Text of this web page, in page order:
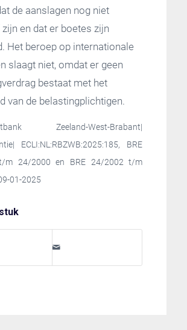
de aanslagen nog niet
en dat er boetes zijn
Het beroep op internationale
slaagt niet, omdat er geen
bestaat met het
van de belastingplichtigen.
Zeeland-West-Brabant|
ECLI:NL:RBZWB:2025:185, BRE
m 24/2000 en BRE 24/2002 t/m
01-2025